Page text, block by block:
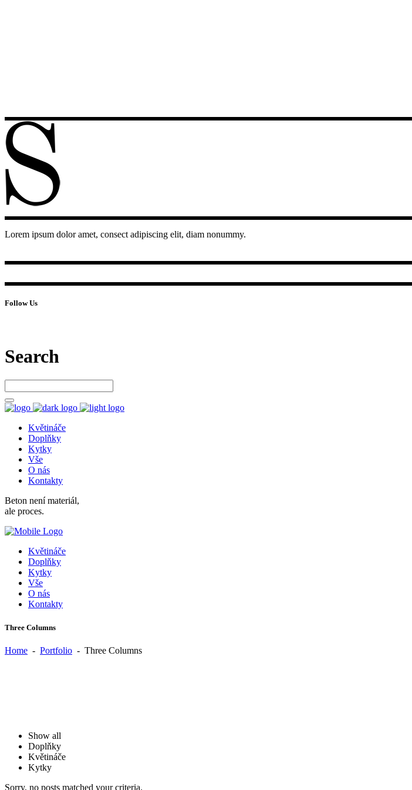
Lorem ipsum dolor amet, consect adipiscing elit, diam nonummy.
Follow Us
Search
Květináče
Doplňky
Kytky
Vše
O nás
Kontakty
Beton není materiál,
ale proces.
Květináče
Doplňky
Kytky
Vše
O nás
Kontakty
Three Columns
Home - Portfolio - Three Columns
Show all
Doplňky
Květináče
Kytky
Sorry, no posts matched your criteria.